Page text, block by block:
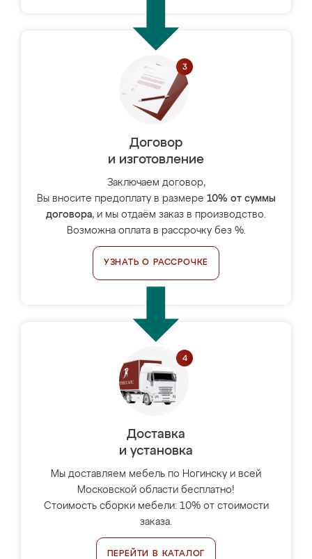
Договор
и изготовление
Заключаем договор,
Вы вносите предоплату в размере 10% от суммы
договора, и мы отдаём заказ в производство.
Возможна оплата в рассрочку без %.
УЗНАТЬ О РАССРОЧКЕ
Доставка
и установка
Мы доставляем мебель по Ногинску и всей
Московской области бесплатно!
Стоимость сборки мебели: 10% от стоимости
заказа.
ПЕРЕЙТИ В КАТАЛОГ